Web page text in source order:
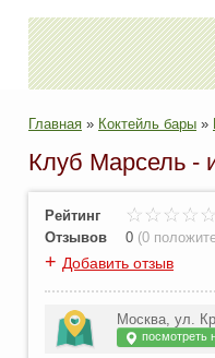
Главная » Коктейль бары »
Клуб Марсель -
Рейтинг
Отзывов
0 (0
+ Добавить отзыв
Москва, ул.
посмотреть